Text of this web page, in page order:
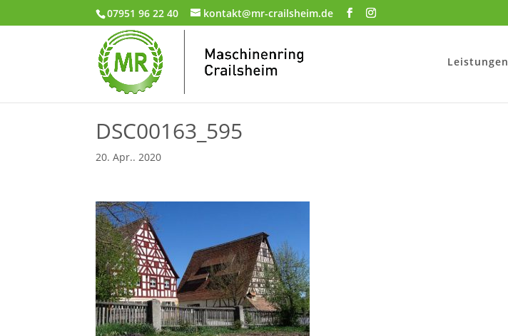
07951 96 22 40 kontakt@mr-crailsheim.de
Leistungen
DSC00163_595
20. Apr.. 2020